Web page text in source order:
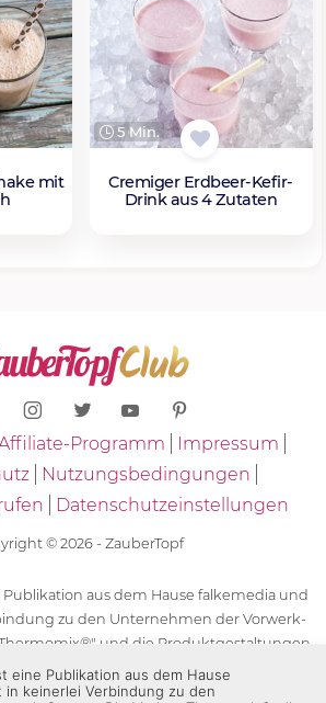
mit
5 Min.
Cremiger Erdbeer-Kefir-
Drink aus 4 Zutaten
Programm
Impressum
Nutzungsbedingungen
Datenschutzeinstellungen
© 2026 - ZauberTopf
Publikation aus dem Hause falkemedia und
zu den Unternehmen der Vorwerk-
und die Produktgestaltungen
eingetragene Marken der Unternehmen
Marken Thermomix®, die Zeichen TM5®,
eine Publikation aus dem Hause
keinerlei Verbindung zu den